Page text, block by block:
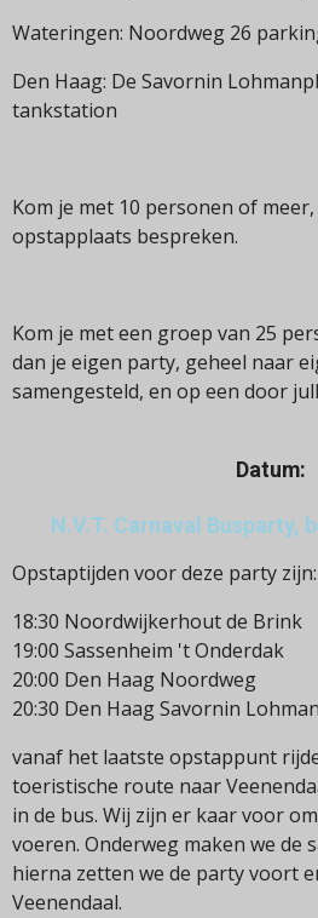
Wateringen: Noordweg 26
Den Haag: De Savornin
tankstation
Kom je met 10 personen of
opstapplaats bespreken.
Kom je met een groep van 25
dan je eigen party, geheel naar
samengesteld, en op een door
Datum:
N.V.T. Carnaval Busparty,
Opstaptijden voor deze party zijn:
18:30 Noordwijkerhout de Brink
19:00 Sassenheim 't Onderdak
20:00 Den Haag Noordweg
20:30 Den Haag Savornin
vanaf het laatste opstappunt
toeristische route naar
in de bus. Wij zijn er kaar voor
voeren. Onderweg maken we de
hierna zetten we de party voort
Veenendaal.